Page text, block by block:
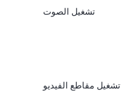
تشغيل الصوت
تشغيل مقاطع الفيديو